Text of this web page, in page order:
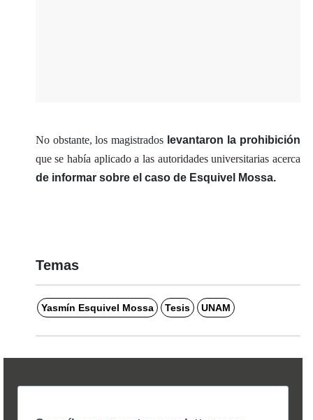
No obstante, los magistrados levantaron la prohibición
que se había aplicado a las autoridades universitarias acerca
de informar sobre el caso de Esquivel Mossa.
Temas
Yasmín Esquivel Mossa Tesis UNAM